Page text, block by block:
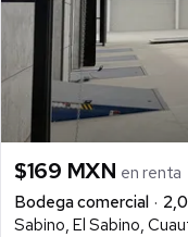
$169 MXN en renta
Bodega comercial
Sabino, El Sabino,